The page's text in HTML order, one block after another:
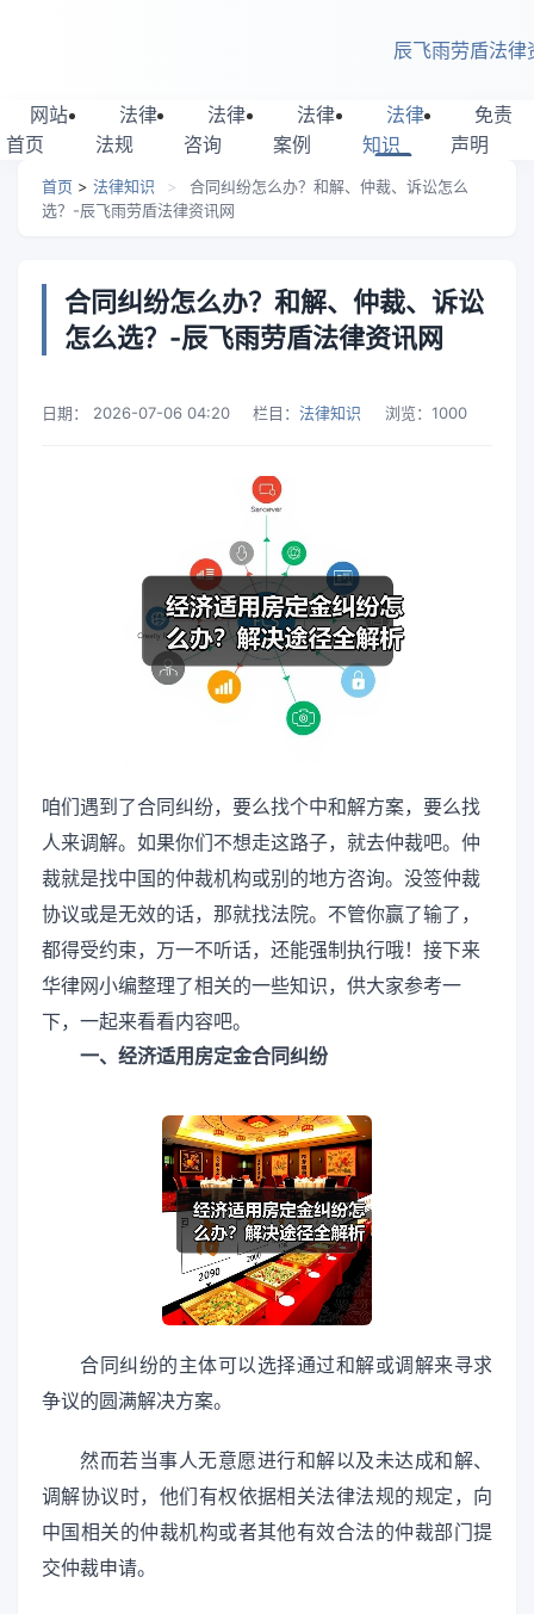
辰飞雨劳盾法律
网站
首页
法律
法规
法律
咨询
法律
案例
法律
知识
免责
声明
首页 > 法律知识 >
合同纠纷怎么办？和解、仲裁、诉讼怎么
选？-辰飞雨劳盾法律资讯网
合同纠纷怎么办？和解、仲裁、诉讼
怎么选？-辰飞雨劳盾法律资讯网
日期： 2026-07-06 04:20 栏目： 法律知识 浏览： 1000
咱们遇到了合同纠纷，要么找个中和解方案，要么找
人来调解。如果你们不想走这路子，就去仲裁吧。仲
裁就是找中国的仲裁机构或别的地方咨询。没签仲裁
协议或是无效的话，那就找法院。不管你赢了输了，
都得受约束，万一不听话，还能强制执行哦！接下来
华律网小编整理了相关的一些知识，供大家参考一
下，一起来看看内容吧。
一、经济适用房定金合同纠纷
合同纠纷的主体可以选择通过和解或调解来寻求
争议的圆满解决方案。
然而若当事人无意愿进行和解以及未达成和解、
调解协议时，他们有权依据相关法律法规的规定，向
中国相关的仲裁机构或者其他有效合法的仲裁部门提
交仲裁申请。